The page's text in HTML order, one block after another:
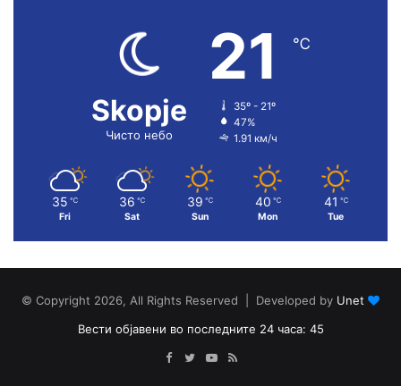
Skopje
Чисто небо
21 ℃
35º - 21º
47%
1.91 км/ч
35 ℃
Fri
36 ℃
Sat
39 ℃
Sun
40 ℃
Mon
41 ℃
Tue
© Copyright 2026, All Rights Reserved | Developed by Unet
Вести објавени во последните 24 часа: 45
Facebook
TwitterYouTube
RSS